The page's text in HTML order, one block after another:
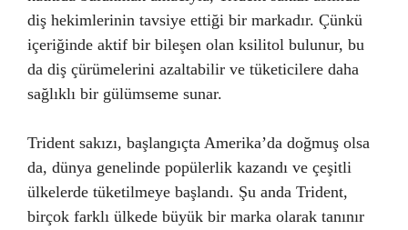
diş hekimlerinin tavsiye ettiği bir markadır. Çünkü
içeriğinde aktif bir bileşen olan ksilitol bulunur, bu
da diş çürümelerini azaltabilir ve tüketicilere daha
sağlıklı bir gülümseme sunar.
Trident sakızı, başlangıçta Amerika’da doğmuş olsa
da, dünya genelinde popülerlik kazandı ve çeşitli
ülkelerde tüketilmeye başlandı. Şu anda Trident,
birçok farklı ülkede büyük bir marka olarak tanınır